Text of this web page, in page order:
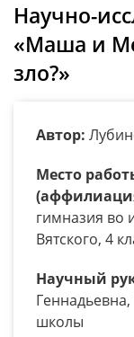
Научно-
«Маша и
зло?»
Автор:
Место
гимназия во
Вятского, 4
Научный
школы